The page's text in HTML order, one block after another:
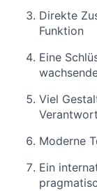
Direkte
Funktion
Eine
Viel
Moderne
Ein